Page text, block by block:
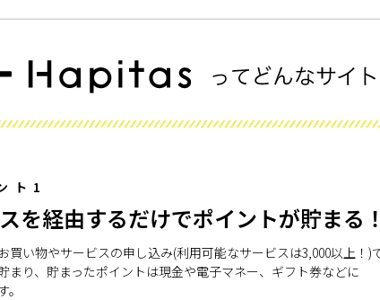
ト1
を経由するだけでポイントが貯まる
買い物やサービスの申し込み(利用可能なサービスは3,000以上！)
まり、貯まったポイントは現金や電子マネー、ギフト券などに